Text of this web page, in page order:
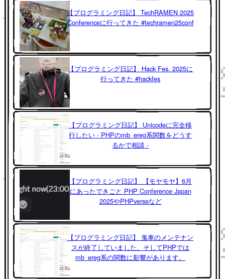
【プログラミング日記】 TechRAMEN 2025
Conferenceに行ってきた #techramen25conf
【プログラミング日記】 Hack Fes. 2025に
行ってきた #hackfes
【プログラミング日記】 Unicodeに完全移
行したい - PHPのmb_ereg系関数をどうす
るかで相談 -
【プログラミング日記】 【モヤモヤ】6月
にあったできごと PHP Conference Japan
2025やPHPverseなど
【プログラミング日記】 鬼車のメンテナン
スが終了していました。そしてPHPでは
mb_ereg系の関数に影響があります。